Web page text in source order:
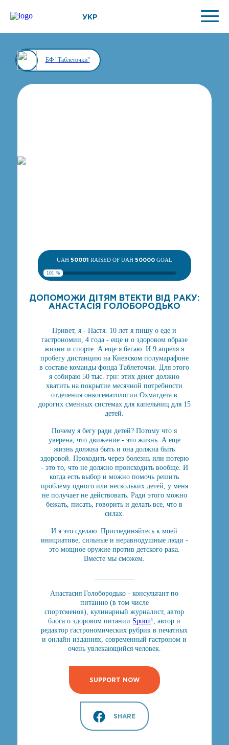
УКР
БФ "Таблеточки"
UAH 50001 RAISED OF UAH 50000GOAL
101 %
ДОПОМОЖИ ДІТЯМ ВТЕКТИ ВІД РАКУ:
АНАСТАСІЯ ГОЛОБОРОДЬКО
Привет, я - Настя. 10 лет я пишу о еде и
гастрономии, 4 года - еще и о здоровом образе
жизни и спорте. А еще я бегаю. И 9 апреля я
пробегу дистанцию на Киевском полумарафоне
в составе команды фонда Таблеточки. Для этого
я собираю 50 тыс. грн: этих денег должно
хватить на покрытие месячной потребности
отделения онкогематологии Охматдета в
дорогих сменных системах для капельниц для 15
детей.
Почему я бегу ради детей? Потому что я
уверена, что движение - это жизнь. А еще
жизнь должна быть и она должна быть
здоровой. Проходить через болезнь или потерю
- это то, что не должно происходить вообще. И
когда есть выбор и можно помочь решить
проблему одного или нескольких детей, у меня
не получает не действовать. Ради этого можно
бежать, писать, говорить и делать все, что в
силах.
И я это сделаю. Присоединяйтесь к моей
инициативе, сильные и неравнодушные люди -
это мощное оружие против детского рака.
Вместе мы сможем.
Анастасия Голобородько - консультант по
питанию (в том числе
спортсменов), кулинарный журналист, автор
блога о здоровом питании Spoon!, автор и
редактор гастрономических рубрик в печатных
и онлайн изданиях, современный гастроном и
очень увлекающийся человек.
SUPPORT NOW
SHARE